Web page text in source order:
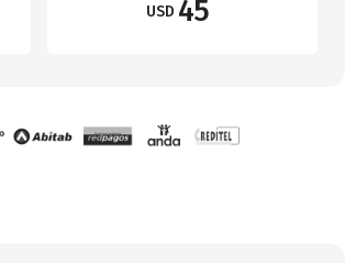
USD 45